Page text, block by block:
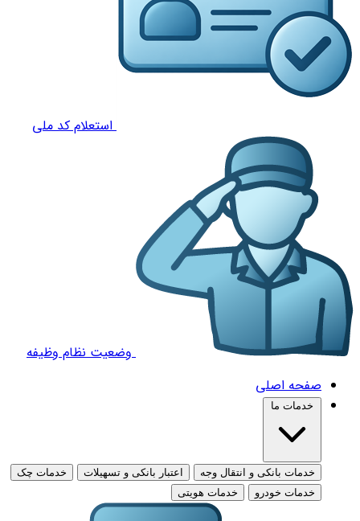
استعلام کد ملی
وضعیت نظام وظیفه
صفحه اصلی
خدمات ما
خدمات بانکی و انتقال وجه اعتبار بانکی و تسهیلات
خدمات چک
خدمات خودرو
خدمات هویتی